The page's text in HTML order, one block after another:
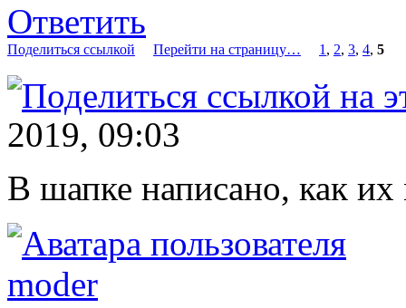
Ответить
Поделиться ссылкой Перейти на страницу… 1 , 2, 3, 4, 5
2019, 09:03
В шапке написано, как их
moder